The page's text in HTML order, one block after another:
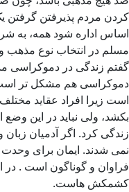
کردن مردم پذیرفتن گرفتن
اساس اداره شود همه، به
مسلم در انتخاب نوع مذهب
گفتم زندگی در دموکراسی
دموکراسی هم مشکل تر
است زیرا افراد عقاید
بکشد، ولی نباید در این
زندگی کرد. اگر آدمیان
نمی شدند. ایمان برای وحدت
فراوان و گوناگون است . در
کشمکش هاست.